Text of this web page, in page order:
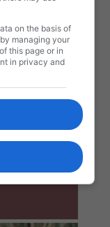
on the basis of
managing your
this page or in
in privacy and